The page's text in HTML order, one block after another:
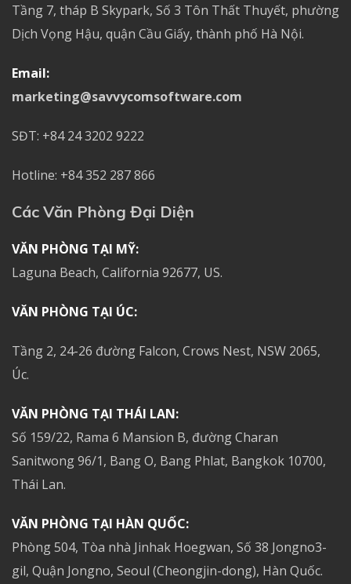
Tầng 7, tháp B Skypark, Số 3 Tôn Thất Thuyết, phường
Dịch Vọng Hậu, quận Cầu Giấy, thành phố Hà Nội.
Email:
marketing@savvycomsoftware.com
SĐT: +84 24 3202 9222
Hotline: +84 352 287 866
Các Văn Phòng Đại Diện
VĂN PHÒNG TẠI MỸ:
Laguna Beach, California 92677, US.
VĂN PHÒNG TẠI ÚC:
Tầng 2, 24-26 đường Falcon, Crows Nest, NSW 2065,
Úc.
VĂN PHÒNG TẠI THÁI LAN:
Số 159/22, Rama 6 Mansion B, đường Charan
Sanitwong 96/1, Bang O, Bang Phlat, Bangkok 10700,
Thái Lan.
VĂN PHÒNG TẠI HÀN QUỐC:
Phòng 504, Tòa nhà Jinhak Hoegwan, Số 38 Jongno3-
gil, Quận Jongno, Seoul (Cheongjin-dong), Hàn Quốc.